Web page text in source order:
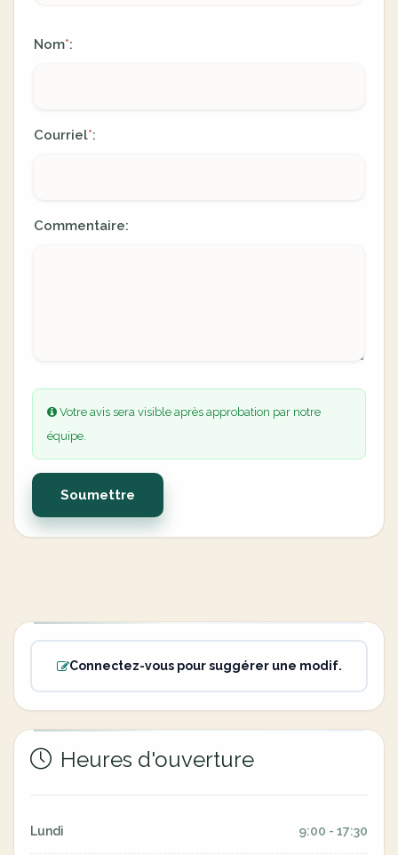
Nom*:
Courriel*:
Commentaire:
Votre avis sera visible après approbation par notre
équipe.
Soumettre
Connectez-vous pour suggérer une modif.
Heures d'ouverture
Lundi 9:00 - 17:30